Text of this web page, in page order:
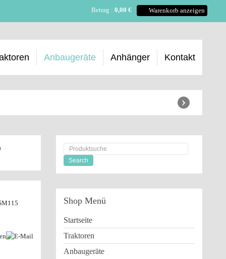
Betrag : 0,00 € Warenkorb anzeigen
Anbaugeräte Anhänger Kontakt
›
Shop Menü
Startseite
Traktoren
Anbaugeräte